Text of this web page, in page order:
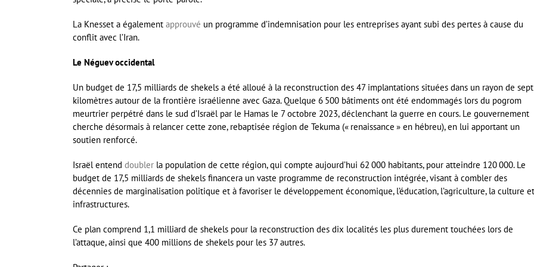
La Knesset a également approuvé un programme d’indemnisation pour les entreprises ayant subi des pertes à cause du
conflit avec l’Iran.
Le Néguev occidental
Un budget de 17,5 milliards de shekels a été alloué à la reconstruction des 47 implantations situées dans un rayon de sept
kilomètres autour de la frontière israélienne avec Gaza. Quelque 6 500 bâtiments ont été endommagés lors du pogrom
meurtrier perpétré dans le sud d’Israël par le Hamas le 7 octobre 2023, déclenchant la guerre en cours. Le gouvernement
cherche désormais à relancer cette zone, rebaptisée région de Tekuma (« renaissance » en hébreu), en lui apportant un
soutien renforcé.
Israël entend doubler la population de cette région, qui compte aujourd’hui 62 000 habitants, pour atteindre 120 000. Le
budget de 17,5 milliards de shekels financera un vaste programme de reconstruction intégrée, visant à combler des
décennies de marginalisation politique et à favoriser le développement économique, l’éducation, l’agriculture, la culture
infrastructures.
Ce plan comprend 1,1 milliard de shekels pour la reconstruction des dix localités les plus durement touchées lors de
l’attaque, ainsi que 400 millions de shekels pour les 37 autres.